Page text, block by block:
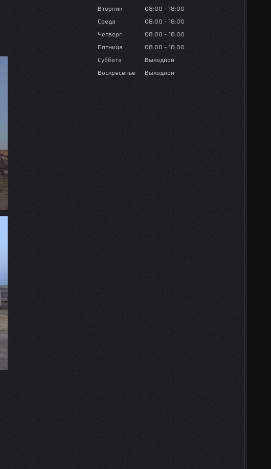
Вторник
08:00
18:00
Среда
08:00
18:00
Четверг
08:00
18:00
Пятница
08:00
18:00
Суббота
Выходной
Воскресенье
Выходной